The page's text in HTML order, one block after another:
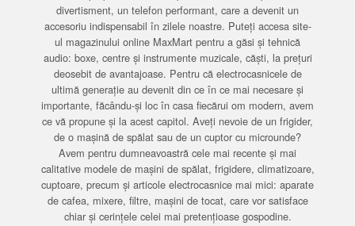
divertisment, un telefon performant, care a devenit un
accesoriu indispensabil în zilele noastre. Puteți accesa site-
ul magazinului online MaxMart pentru a găsi și tehnică
audio: boxe, centre și instrumente muzicale, căști, la prețuri
deosebit de avantajoase. Pentru că electrocasnicele de
ultimă generație au devenit din ce în ce mai necesare și
importante, făcându-și loc în casa fiecărui om modern, avem
ce vă propune și la acest capitol. Aveți nevoie de un frigider,
de o mașină de spălat sau de un cuptor cu microunde?
Avem pentru dumneavoastră cele mai recente și mai
calitative modele de mașini de spălat, frigidere, climatizoare,
cuptoare, precum și articole electrocasnice mai mici: aparate
de cafea, mixere, filtre, mașini de tocat, care vor satisface
chiar și cerințele celei mai pretențioase gospodine.